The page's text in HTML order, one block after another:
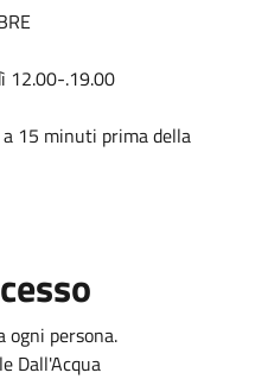
12.00-.19.00
15 minuti prima della
ogni persona.
Dall'Acqua